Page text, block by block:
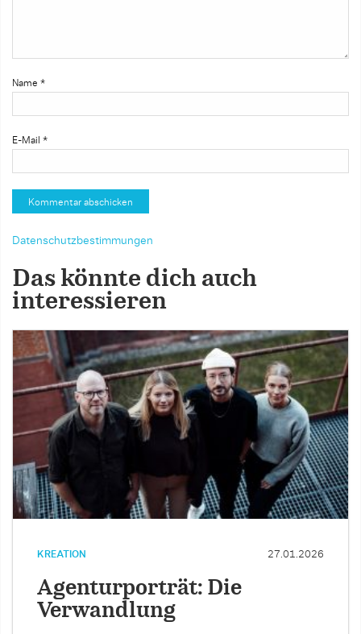
Name *
E-Mail *
Datenschutzbestimmungen
Das könnte dich auch
interessieren
KREATION 27.01.2026
Agenturporträt: Die
Verwandlung